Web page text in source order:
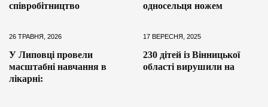
співробітництво
односельця ножем
26 ТРАВНЯ, 2026
У Липовці провели
масштабні навчання в
лікарні:
17 ВЕРЕСНЯ, 2025
230 дітей із Вінницької
області вирушили на